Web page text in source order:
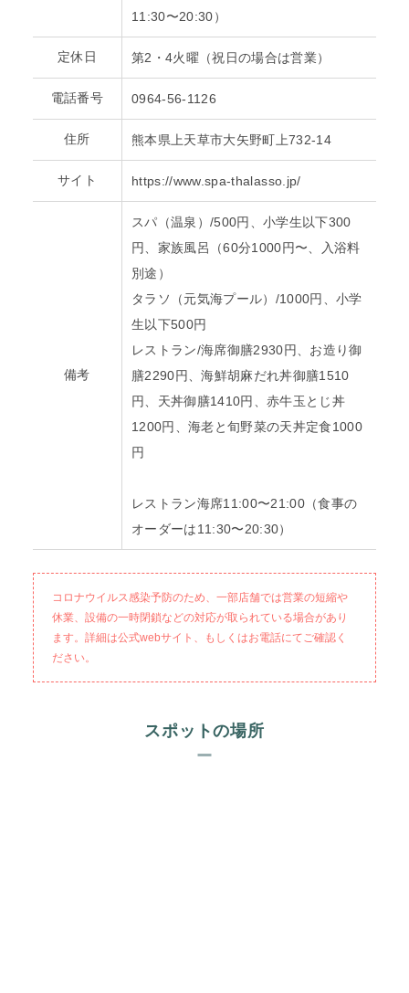
11:30〜20:30）
定休日 第2・4火曜（祝日の場合は営業）
電話番号 0964-56-1126
住所 熊本県上天草市大矢野町上732-14
サイト https://www.spa-thalasso.jp/
備考
スパ（温泉）/500円、小学生以下300
円、家族風呂（60分1000円〜、入浴料
別途）
タラソ（元気海プール）/1000円、小学
生以下500円
レストラン/海席御膳2930円、お造り御
膳2290円、海鮮胡麻だれ丼御膳1510
円、天丼御膳1410円、赤牛玉とじ丼
1200円、海老と旬野菜の天丼定食1000
円
レストラン海席11:00〜21:00（食事の
オーダーは11:30〜20:30）
コロナウイルス感染予防のため、一部店舗では営業の短縮や
休業、設備の一時閉鎖などの対応が取られている場合があり
ます。詳細は公式webサイト、もしくはお電話にてご確認く
ださい。
スポットの場所